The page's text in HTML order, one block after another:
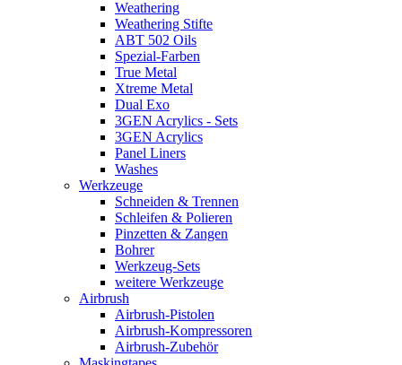
Weathering
Weathering Stifte
ABT 502 Oils
Spezial-Farben
True Metal
Xtreme Metal
Dual Exo
3GEN Acrylics - Sets
3GEN Acrylics
Panel Liners
Washes
Werkzeuge
Schneiden & Trennen
Schleifen & Polieren
Pinzetten & Zangen
Bohrer
Werkzeug-Sets
weitere Werkzeuge
Airbrush
Airbrush-Pistolen
Airbrush-Kompressoren
Airbrush-Zubehör